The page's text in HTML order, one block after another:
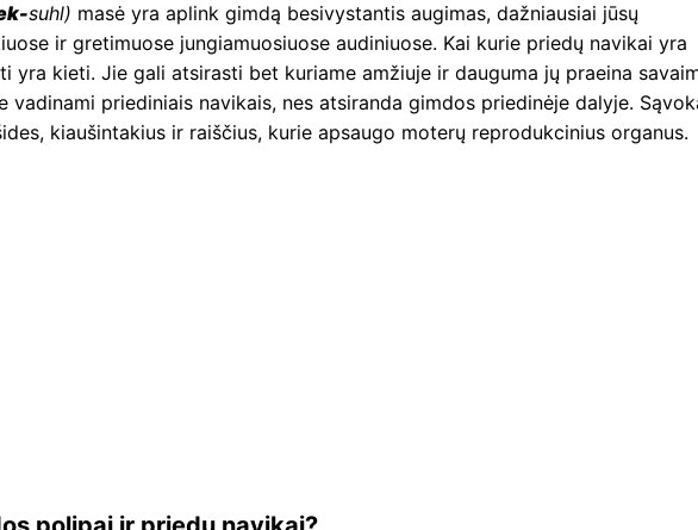
suhl) masė yra aplink gimdą besivystantis augimas, dažniausiai jūsų
ir gretimuose jungiamuosiuose audiniuose. Kai kurie priedų navikai yra
yra kieti. Jie gali atsirasti bet kuriame amžiuje ir dauguma jų praeina
vadinami priediniais navikais, nes atsiranda gimdos priedinėje dalyje.
kiaušintakius ir raiščius, kurie apsaugo moterų reprodukcinius organus.